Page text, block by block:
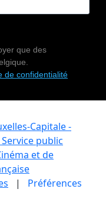
que des
de confidentialité
Capitale -
Service public
et de
| Préférences